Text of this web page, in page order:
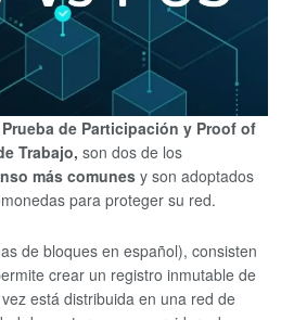
de Participación y Proof of
Trabajo, son dos de los
más comunes y son adoptados
para proteger su red.
de bloques en español), consisten
crear un registro inmutable de
está distribuida en una red de